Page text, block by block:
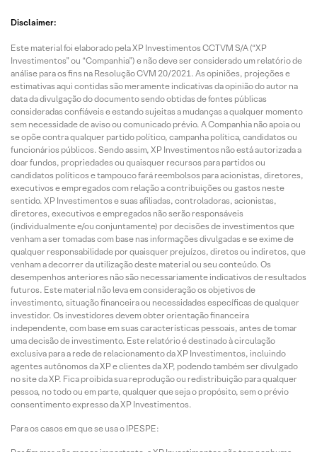
Disclaimer:
Este material foi elaborado pela XP Investimentos CCTVM S/A (“XP
Investimentos” ou “Companhia”) e não deve ser considerado um relatório de
análise para os fins na Resolução CVM 20/2021. As opiniões, projeções e
estimativas aqui contidas são meramente indicativas da opinião do autor na
data da divulgação do documento sendo obtidas de fontes públicas
consideradas confiáveis e estando sujeitas a mudanças a qualquer momento
sem necessidade de aviso ou comunicado prévio. A Companhia não apoia ou
se opõe contra qualquer partido político, campanha política, candidatos ou
funcionários públicos. Sendo assim, XP Investimentos não está autorizada a
doar fundos, propriedades ou quaisquer recursos para partidos ou
candidatos políticos e tampouco fará reembolsos para acionistas, diretores,
executivos e empregados com relação a contribuições ou gastos neste
sentido. XP Investimentos e suas afiliadas, controladoras, acionistas,
diretores, executivos e empregados não serão responsáveis
(individualmente e/ou conjuntamente) por decisões de investimentos que
venham a ser tomadas com base nas informações divulgadas e se exime de
qualquer responsabilidade por quaisquer prejuízos, diretos ou indiretos, que
venham a decorrer da utilização deste material ou seu conteúdo. Os
desempenhos anteriores não são necessariamente indicativos de resultados
futuros. Este material não leva em consideração os objetivos de
investimento, situação financeira ou necessidades específicas de qualquer
investidor. Os investidores devem obter orientação financeira
independente, com base em suas características pessoais, antes de tomar
uma decisão de investimento. Este relatório é destinado à circulação
exclusiva para a rede de relacionamento da XP Investimentos, incluindo
agentes autônomos da XP e clientes da XP, podendo também ser divulgado
no site da XP. Fica proibida sua reprodução ou redistribuição para qualquer
pessoa, no todo ou em parte, qualquer que seja o propósito, sem o prévio
consentimento expresso da XP Investimentos.
Para os casos em que se usa o IPESPE: